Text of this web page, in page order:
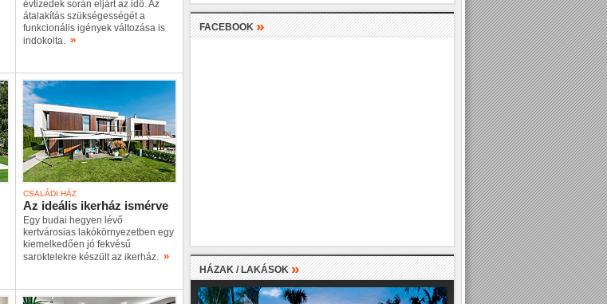
évtizedek során eljárt az idő. Az
átalakítás szükségességét a
funkcionális igények változása is
indokolta. »
CSALÁDI HÁZ
Az ideális ikerház ismérve
Egy budai hegyen lévő
kertvárosias lakókörnyezetben egy
kiemelkedően jó fekvésű
saroktelekre készült az ikerház. »
FACEBOOK»
HÁZAK / LAKÁSOK »